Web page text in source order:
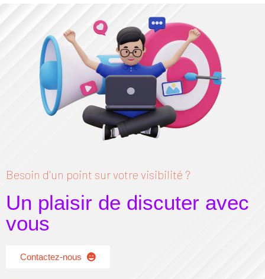
Besoin d'un point sur votre visibilité ?
Un plaisir de discuter avec
vous
Contactez-nous